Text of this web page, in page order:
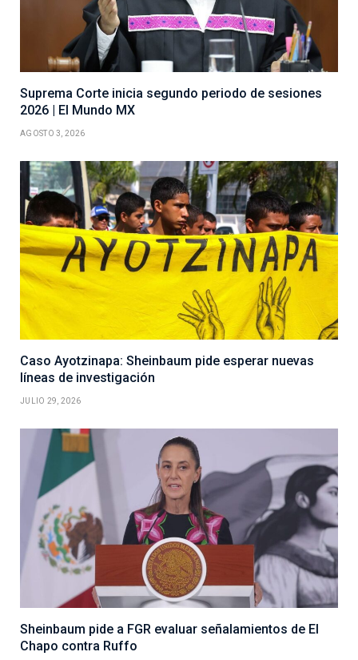
Suprema Corte inicia segundo periodo de sesiones
2026 | El Mundo MX
AGOSTO 3, 2026
Caso Ayotzinapa: Sheinbaum pide esperar nuevas
líneas de investigación
JULIO 29, 2026
Sheinbaum pide a FGR evaluar señalamientos de El
Chapo contra Ruffo